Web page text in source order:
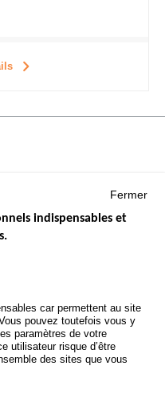
DES ACCIDENTS DE
Fermer
indispensables et
car permettent au site
pouvez toutefois vous y
paramètres de votre
utilisateur risque d’être
des sites que vous